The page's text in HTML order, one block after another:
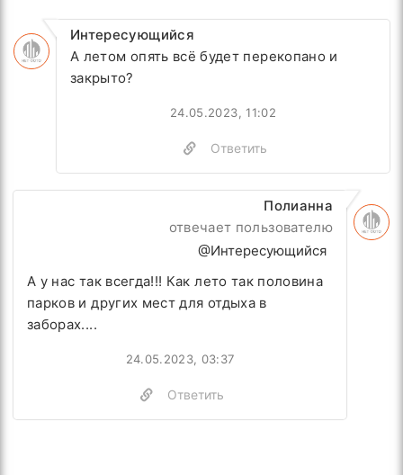
Интересующийся
А летом опять всё будет перекопано и
закрыто?
24.05.2023, 11:02
Ответить
Полианна
отвечает пользователю
@Интересующийся
А у нас так всегда!!! Как лето так половина
парков и других мест для отдыха в
заборах....
Ответить
24.05.2023, 03:37